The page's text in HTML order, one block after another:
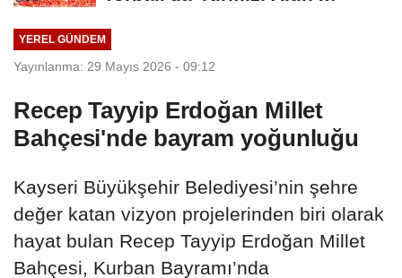
YEREL GÜNDEM
Yayınlanma: 29 Mayıs 2026 - 09:12
Recep Tayyip Erdoğan Millet
Bahçesi'nde bayram yoğunluğu
Kayseri Büyükşehir Belediyesi’nin şehre
değer katan vizyon projelerinden biri olarak
hayat bulan Recep Tayyip Erdoğan Millet
Bahçesi, Kurban Bayramı’nda